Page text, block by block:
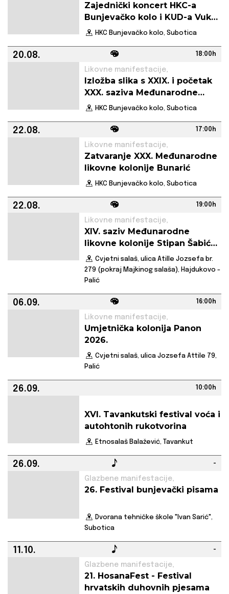
Zajednički koncert HKC-a
Bunjevačko kolo i KUD-a Vuk
Karadžić
HKC Bunjevačko kolo, Subotica
20.08. 18:00h
Likovne manifestacije,
Izložba slika s XXIX. i početak
XXX. saziva Međunarodne
likovne kolonije Bunarić
HKC Bunjevačko kolo, Subotica
22.08. 17:00h
Likovne manifestacije,
Zatvaranje XXX. Međunarodne
likovne kolonije Bunarić
HKC Bunjevačko kolo, Subotica
22.08. 19:00h
Likovne manifestacije,
XIV. saziv Međunarodne
likovne kolonije Stipan Šabić
2026.
Cvjetni salaš, ulica Atille Jozsefa br.
279 (pokraj Majkinog salaša), Hajdukovo -
Palić
06.09. 16:00h
Likovne manifestacije,
Umjetnička kolonija Panon
2026.
Cvjetni salaš, ulica Jozsefa Attile 79,
Palić
26.09. 10:00h
XVI. Tavankutski festival voća i
autohtonih rukotvorina
Etnosalaš Balažević, Tavankut
26.09. -
Glazbene manifestacije,
26. Festival bunjevački pisama
Dvorana tehničke škole "Ivan Sarić",
Subotica
11.10. -
Glazbene manifestacije,
21. HosanaFest - Festival
hrvatskih duhovnih pjesama